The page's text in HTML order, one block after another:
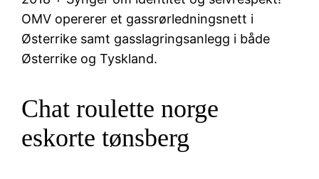
OMV opererer et gassrørledningsnett i
Østerrike samt gasslagringsanlegg i både
Østerrike og Tyskland.
Chat roulette norge
eskorte tønsberg